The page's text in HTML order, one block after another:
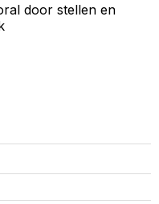
door stellen en